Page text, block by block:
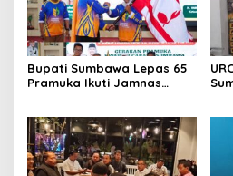
Bupati Sumbawa Lepas 65
Pramuka Ikuti Jamnas